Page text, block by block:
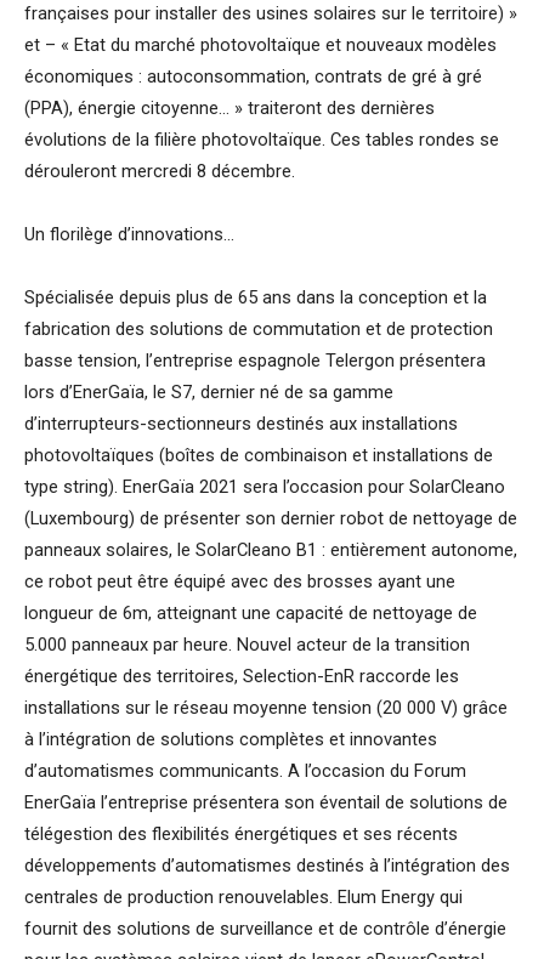
françaises pour installer des usines solaires sur le territoire) »
et – « Etat du marché photovoltaïque et nouveaux modèles
économiques : autoconsommation, contrats de gré à gré
(PPA), énergie citoyenne… » traiteront des dernières
évolutions de la filière photovoltaïque. Ces tables rondes se
dérouleront mercredi 8 décembre.
Un florilège d’innovations…
Spécialisée depuis plus de 65 ans dans la conception et la
fabrication des solutions de commutation et de protection
basse tension, l’entreprise espagnole Telergon présentera
lors d’EnerGaïa, le S7, dernier né de sa gamme
d’interrupteurs-sectionneurs destinés aux installations
photovoltaïques (boîtes de combinaison et installations de
type string). EnerGaïa 2021 sera l’occasion pour SolarCleano
(Luxembourg) de présenter son dernier robot de nettoyage de
panneaux solaires, le SolarCleano B1 : entièrement autonome,
ce robot peut être équipé avec des brosses ayant une
longueur de 6m, atteignant une capacité de nettoyage de
5.000 panneaux par heure. Nouvel acteur de la transition
énergétique des territoires, Selection-EnR raccorde les
installations sur le réseau moyenne tension (20 000 V) grâce
à l’intégration de solutions complètes et innovantes
d’automatismes communicants. A l’occasion du Forum
EnerGaïa l’entreprise présentera son éventail de solutions de
télégestion des flexibilités énergétiques et ses récents
développements d’automatismes destinés à l’intégration des
centrales de production renouvelables. Elum Energy qui
fournit des solutions de surveillance et de contrôle d’énergie